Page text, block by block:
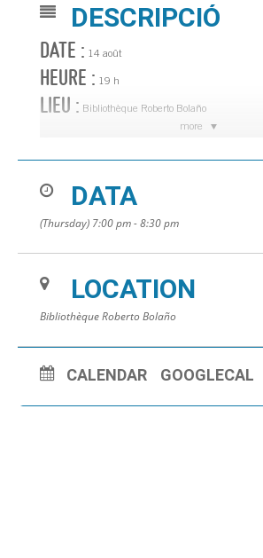
more
DESCRIPCIÓ
DATE : 14 août
HEURE : 19 h
LIEU : Bibliothèque Roberto Bolaño
DATA
(Thursday) 7:00 pm - 8:30 pm
LOCATION
Bibliothèque Roberto Bolaño
CALENDAR GOOGLECAL